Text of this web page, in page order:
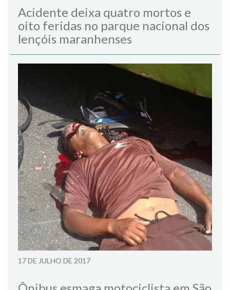
Acidente deixa quatro mortos e
oito feridas no parque nacional dos
lençóis maranhenses
17 DE JULHO DE 2017